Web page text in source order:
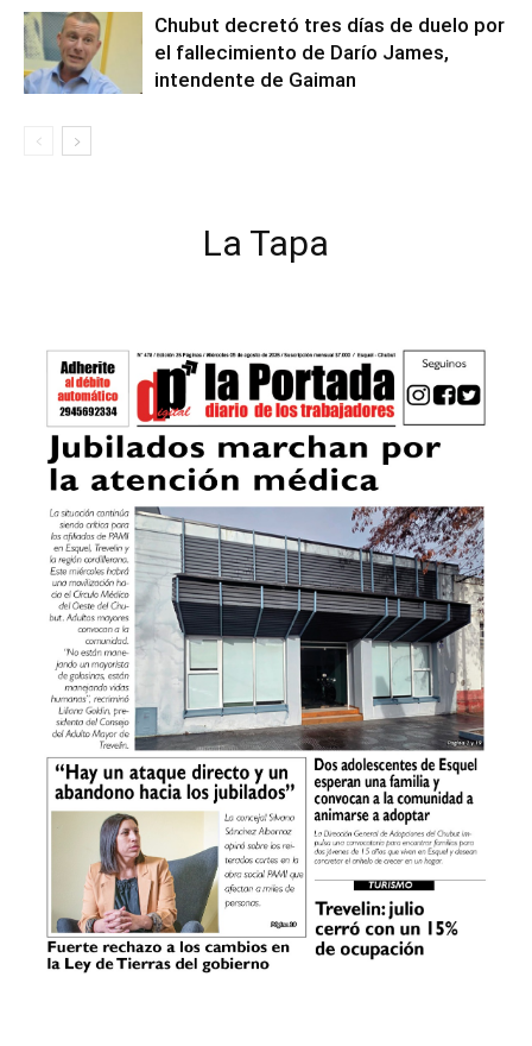
Chubut decretó tres días de duelo por
el fallecimiento de Darío James,
intendente de Gaiman
La Tapa